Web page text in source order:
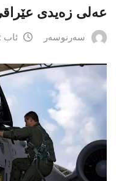
عەلی زەیدی
سەرنوسەر ئاب 2, 2026